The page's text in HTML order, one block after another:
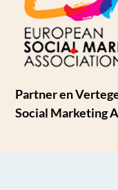
Partner en
Social Marketing